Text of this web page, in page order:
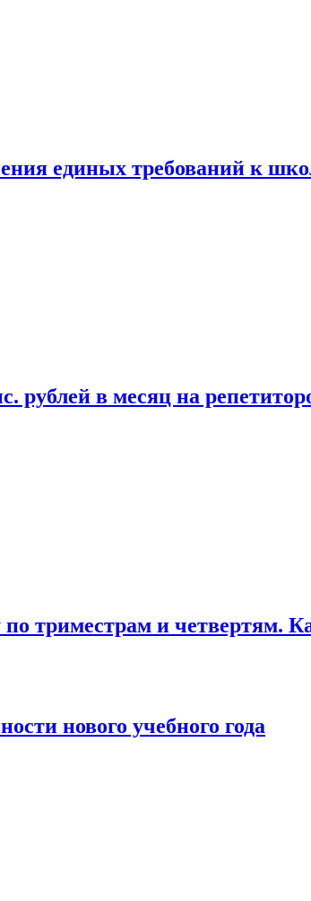
единых требований к
рублей в месяц на
триместрам и четвертям.
нового учебного года